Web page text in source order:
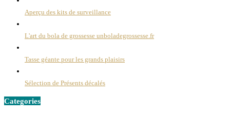
Aperçu des kits de surveillance
L'art du bola de grossesse unboladegrossesse.fr
Tasse géante pour les grands plaisirs
Sélection de Présents décalés
Categories